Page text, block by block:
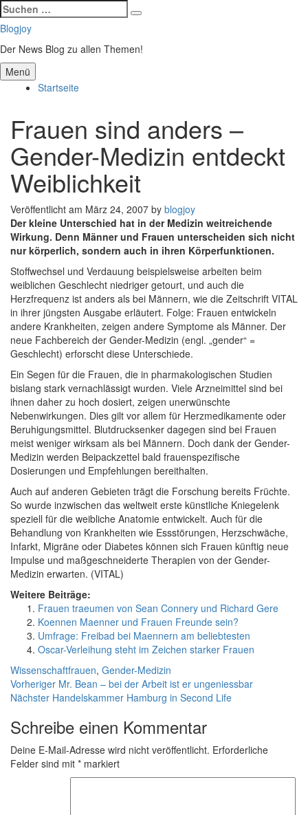
Suchen
nach:
Suchen
Zum
springen
Blogjoy
Der News Blog zu allen Themen!
Menü
Startseite
Frauen sind anders –
Gender-Medizin entdeckt
Weiblichkeit
Veröffentlicht am März 24, 2007 by blogjoy
Der kleine Unterschied hat in der Medizin weitreichende
Wirkung. Denn Männer und Frauen unterscheiden sich nicht
nur körperlich, sondern auch in ihren Körperfunktionen.
Stoffwechsel und Verdauung beispielsweise arbeiten beim
weiblichen Geschlecht niedriger getourt, und auch die
Herzfrequenz ist anders als bei Männern, wie die Zeitschrift VITAL
in ihrer jüngsten Ausgabe erläutert. Folge: Frauen entwickeln
andere Krankheiten, zeigen andere Symptome als Männer. Der
neue Fachbereich der Gender-Medizin (engl. „gender“ =
Geschlecht) erforscht diese Unterschiede.
Ein Segen für die Frauen, die in pharmakologischen Studien
bislang stark vernachlässigt wurden. Viele Arzneimittel sind bei
ihnen daher zu hoch dosiert, zeigen unerwünschte
Nebenwirkungen. Dies gilt vor allem für Herzmedikamente oder
Beruhigungsmittel. Blutdrucksenker dagegen sind bei Frauen
meist weniger wirksam als bei Männern. Doch dank der Gender-
Medizin werden Beipackzettel bald frauenspezifische
Dosierungen und Empfehlungen bereithalten.
Auch auf anderen Gebieten trägt die Forschung bereits Früchte.
So wurde inzwischen das weltweit erste künstliche Kniegelenk
speziell für die weibliche Anatomie entwickelt. Auch für die
Behandlung von Krankheiten wie Essstörungen, Herzschwäche,
Infarkt, Migräne oder Diabetes können sich Frauen künftig neue
Impulse und maßgeschneiderte Therapien von der Gender-
Medizin erwarten. (VITAL)
Weitere Beiträge:
Frauen traeumen von Sean Connery und Richard Gere
Koennen Maenner und Frauen Freunde sein?
Umfrage: Freibad bei Maennern am beliebtesten
Oscar-Verleihung steht im Zeichen starker Frauen
Kategorien
WissenschaftSchlagwörter
frauen, Gender-Medizin
Beitragsnavigation
VorherigerVorheriger
Beitrag:
Mr. Bean – bei der Arbeit ist er ungeniessbar
NächsterNächster
Handelskammer Hamburg in Second Life
Schreibe einen Kommentar
Deine E-Mail-Adresse wird nicht veröffentlicht. Erforderliche
Felder sind mit * markiert